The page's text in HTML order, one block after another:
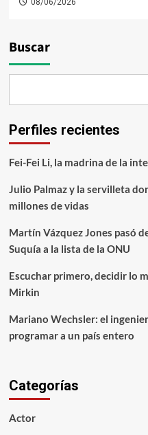
08/06/2026
Buscar
Perfiles recientes
Fei-Fei Li, la madrina de la
Julio Palmaz y la servilleta
millones de vidas
Martín Vázquez Jones pasó
Suquía a la lista de la ONU
Escuchar primero, decidir lo
Mirkin
Mariano Wechsler: el
programar a un país entero
Categorías
Actor